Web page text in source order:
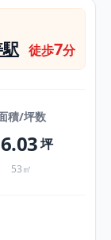
徒歩7分
積/坪数
坪
53㎡